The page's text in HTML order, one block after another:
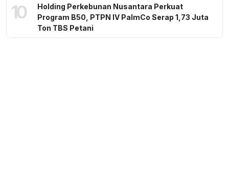
10
Holding Perkebunan Nusantara Perkuat
Program B50, PTPN IV PalmCo Serap 1,73 Juta
Ton TBS Petani